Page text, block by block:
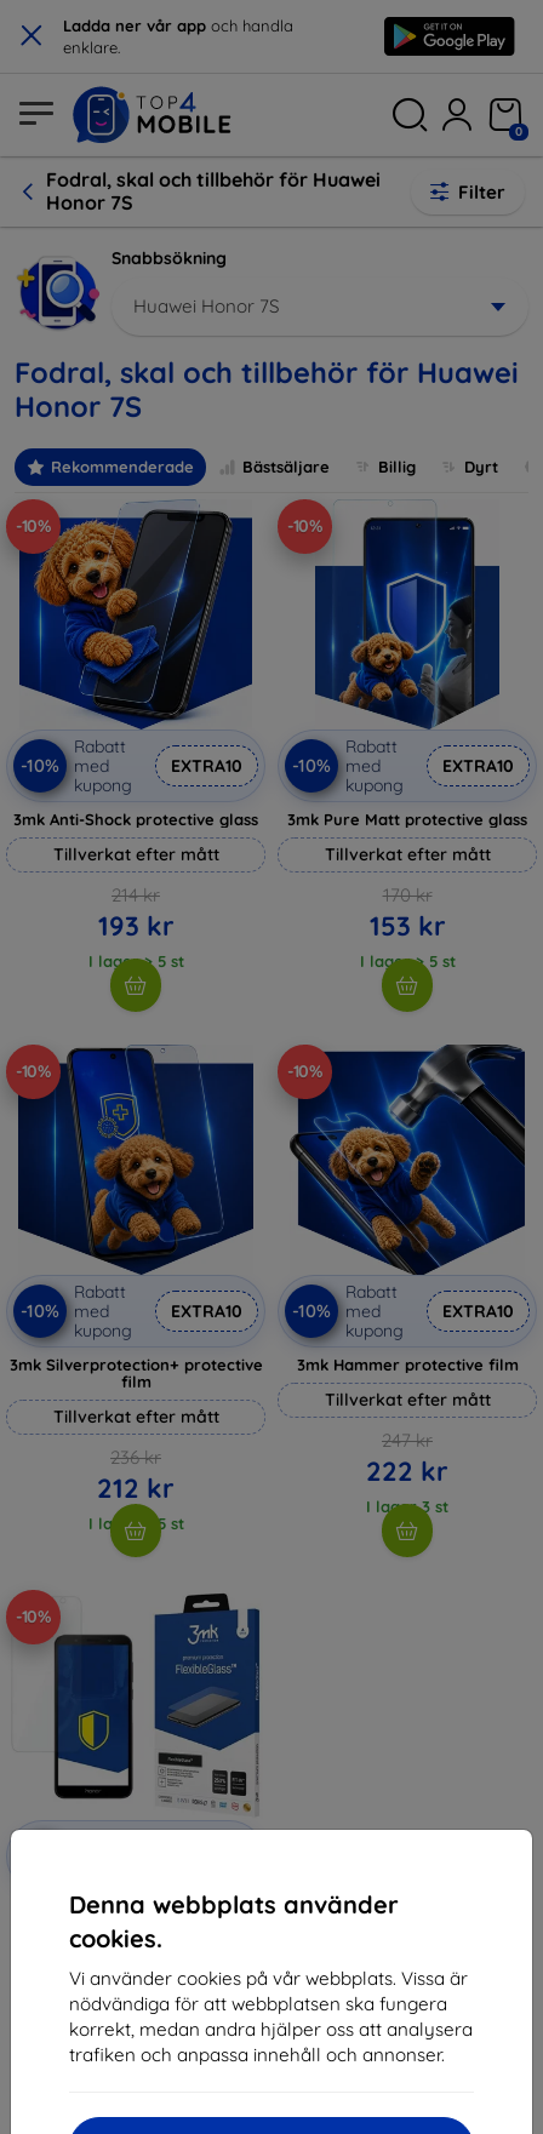
× Ladda ner vår app och handla
enklare.
Denna webbplats använder
cookies.
Vi använder cookies på vår webbplats. Vissa är
nödvändiga för att webbplatsen ska fungera
korrekt, medan andra hjälper oss att analysera
trafiken och anpassa innehåll och annonser.
0
Fodral, skal och tillbehör för Huawei
Honor 7S
Filter
Snabbsökning
Huawei Honor 7S
Fodral, skal och tillbehör för Huawei
Honor 7S
Rekommenderade Bästsäljare Billig Dyrt
-10%
-10%
Rabatt
med
kupong
EXTRA10
3mk Anti-Shock protective glass
Tillverkat efter mått
214 kr
193 kr
I lager > 5 st
-10%
-10%
Rabatt
med
kupong
EXTRA10
3mk Pure Matt protective glass
Tillverkat efter mått
170 kr
153 kr
I lager > 5 st
-10%
-10%
Rabatt
med
kupong
EXTRA10
3mk Silverprotection+ protective
film
Tillverkat efter mått
236 kr
212 kr
I lager > 5 st
-10%
-10%
Rabatt
med
kupong
EXTRA10
3mk Hammer protective film
Tillverkat efter mått
247 kr
222 kr
I lager 3 st
-10%
Rabatt
3MK FlexibleGlass Honor 7S
Hybrid Glass
136 kr
122 kr
I lager 1 st